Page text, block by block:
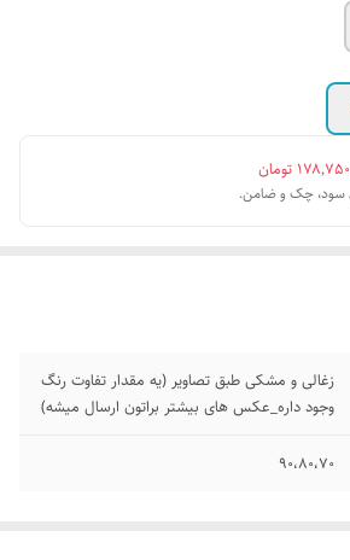
۱۷۸٬۷۵۰ تومان
زغالی و مشکی طبق تصاویر (یه مقدار تفاوت رنگ
وجود داره_عکس های بیشتر براتون ارسال میشه)
90،80،70